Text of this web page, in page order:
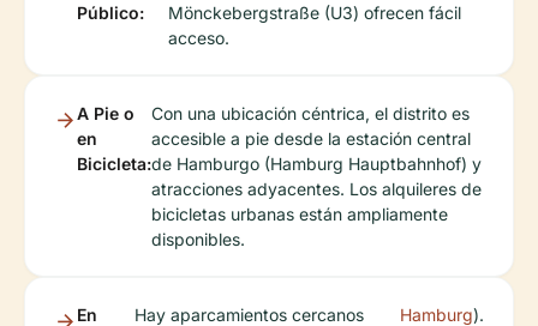
Público:
Mönckebergstraße (U3) ofrecen fácil
acceso.
A Pie o
en
Bicicleta:
Con una ubicación céntrica, el distrito es
accesible a pie desde la estación central
de Hamburgo (Hamburg Hauptbahnhof) y
atracciones adyacentes. Los alquileres de
bicicletas urbanas están ampliamente
disponibles.
En
Hay aparcamientos cercanos
Hamburg).